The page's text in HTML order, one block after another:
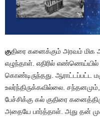
குதிரை கனைக்கும் அரவம் மிக
எழுந்தாள். எதிரில் எண்ணெய்யில்
கொண்டிருந்தது. ஆராட்டப்பட்ட
உலர்ந்திருக்கவில்லை. சந்தனமும்,
பேச்சிக்கு கல் குதிரை
அதையே பார்த்தாள். அது தன்